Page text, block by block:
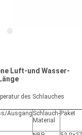
Luft-und Wasser-
des Schlauches
Ausgang Schlauch-
Material
Paket